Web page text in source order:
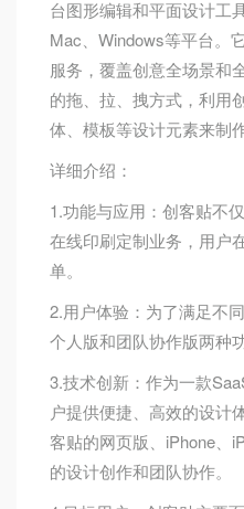
台图形编辑和平面设计工
Mac、Windows等平台。
服务，覆盖创意全场景和
的拖、拉、拽方式，利用
体、模板等设计元素来制
详细介绍：
1.功能与应用：创客贴不
在线印刷定制业务，用户
单。
2.用户体验：为了满足不
个人版和团队协作版两种
3.技术创新：作为一款
户提供便捷、高效的设计
客贴的网页版、iPhone、
的设计创作和团队协作。